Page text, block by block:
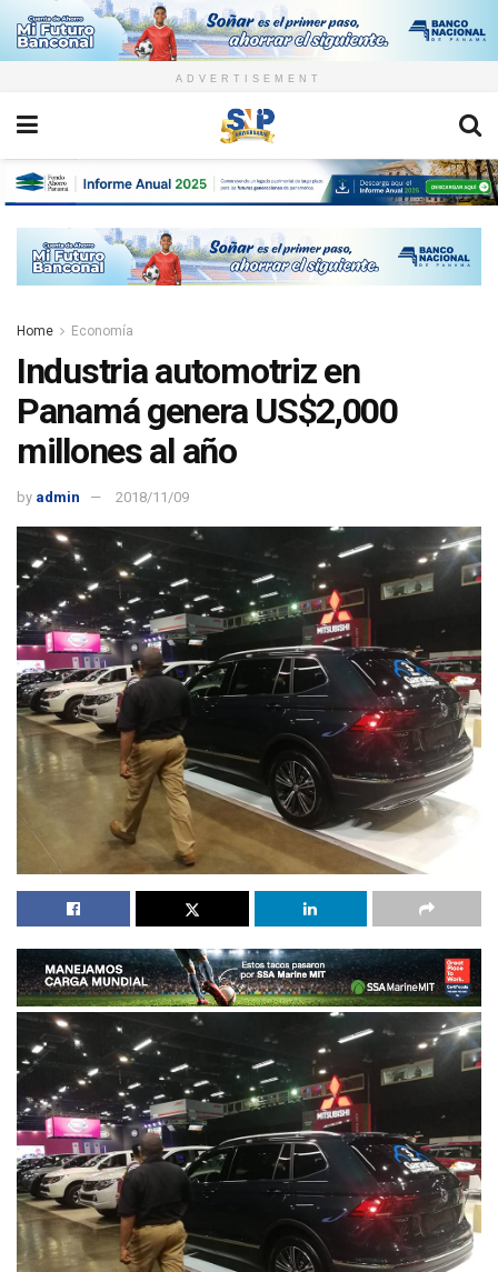
ADVERTISEMENT
Home Economía
Industria automotriz en
Panamá genera US$2,000
millones al año
by admin 2018/11/09